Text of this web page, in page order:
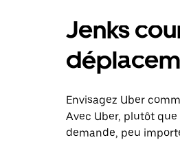
Jenks
Envisagez Uber
Avec Uber, plutôt
demande, peu